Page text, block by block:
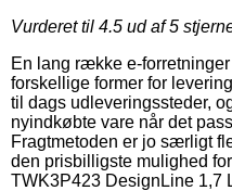
Vurderet til 4.5 ud af 5
En lang række e-
forskellige former for
til dags udleveringssteder,
nyindkøbte vare når det
Fragtmetoden er jo særligt
den prisbilligste mulighed
TWK3P423 DesignLine 1,7